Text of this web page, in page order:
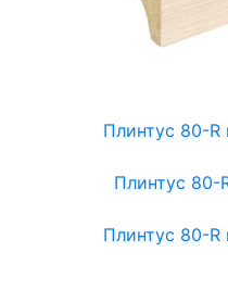
Плинтус 80-
Плинтус 80-
Плинтус 80-